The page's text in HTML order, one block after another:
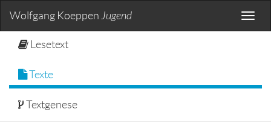
Toggle
Wolfgang Koeppen Jugend
Lesetext
Texte
Textgenese